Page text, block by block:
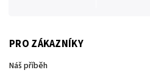
PRO ZÁKAZNÍKY
Náš příběh